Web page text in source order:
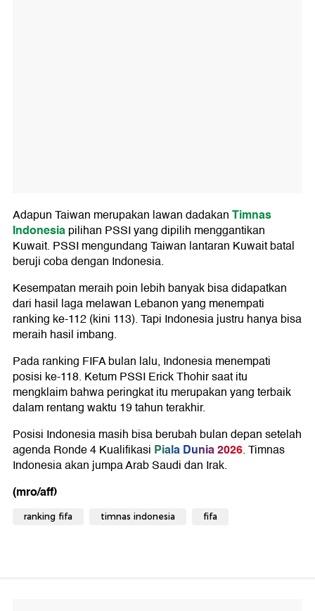
Adapun Taiwan merupakan lawan dadakanTimnas
Indonesiapilihan PSSI yang dipilih menggantikan
Kuwait. PSSI mengundang Taiwan lantaran Kuwait batal
beruji coba dengan Indonesia.
Kesempatan meraih poin lebih banyak bisa didapatkan
dari hasil laga melawan Lebanon yang menempati
ranking ke-112 (kini 113). Tapi Indonesia justru hanya bisa
meraih hasil imbang.
Pada ranking FIFA bulan lalu, Indonesia menempati
posisi ke-118. Ketum PSSI Erick Thohir saat itu
mengklaim bahwa peringkat itu merupakan yang terbaik
dalam rentang waktu 19 tahun terakhir.
Posisi Indonesia masih bisa berubah bulan depan setelah
agenda Ronde 4 Kualifikasi Piala Dunia 2026. Timnas
Indonesia akan jumpa Arab Saudi dan Irak.
(mro/aff)
ranking fifa timnas indonesia fifa